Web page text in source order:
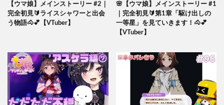
【ウマ娘】メインストーリー #2｜
完全初見🔰ライスシャワーと出会
う物語🐴💕【VTuber】
🌸【ウマ娘】メインストーリー #1
｜完全初見🔰第1章「駆け出しの
一等星」を見ていきます！🐴💕
【VTuber】